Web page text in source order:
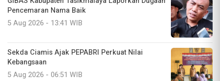
Pencemaran Nama Baik
5 Aug 2026 - 13:41 WIB
Sekda Ciamis Ajak PEPABRI Perkuat Nilai
Kebangsaan
5 Aug 2026 - 06:51 WIB